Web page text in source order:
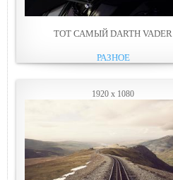
ТОТ САМЫЙ DARTH VADER
РАЗНОЕ
1920 x 1080